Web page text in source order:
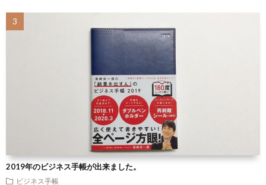
2019年のビジネス手帳が出来ました。
ビジネス手帳